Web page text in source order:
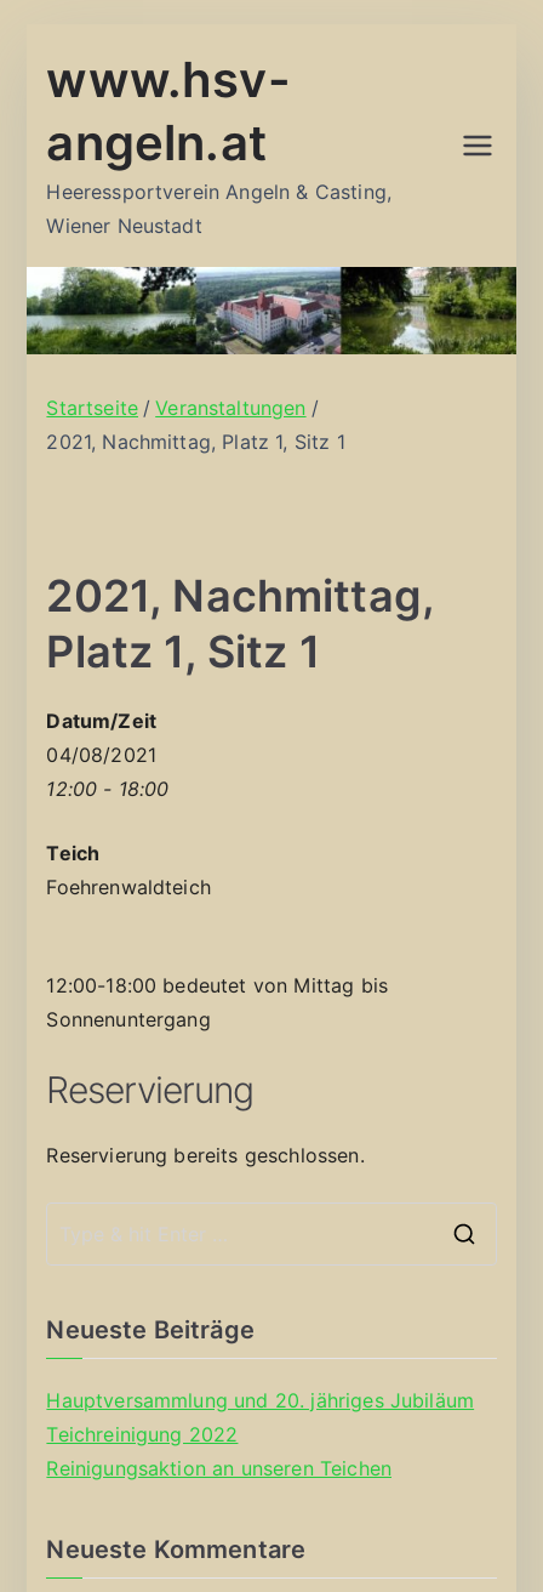
Inhalt
www.hsv-
angeln.at
Heeressportverein Angeln & Casting,
Wiener Neustadt
Startseite
Veranstaltungen
2021, Nachmittag, Platz 1, Sitz 1
2021, Nachmittag,
Platz 1, Sitz 1
Datum/Zeit
04/08/2021
12:00 - 18:00
Teich
Foehrenwaldteich
12:00-18:00 bedeutet von Mittag bis
Sonnenuntergang
Reservierung
Reservierung bereits geschlossen.
Neueste Beiträge
Hauptversammlung und 20. jähriges Jubiläum
Teichreinigung 2022
Reinigungsaktion an unseren Teichen
Neueste Kommentare